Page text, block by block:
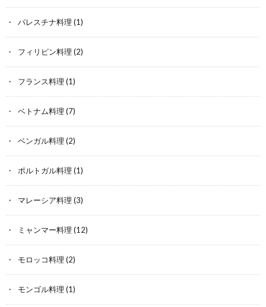
パレスチナ料理 (1)
フィリピン料理 (2)
フランス料理 (1)
ベトナム料理 (7)
ベンガル料理 (2)
ポルトガル料理 (1)
マレーシア料理 (3)
ミャンマー料理 (12)
モロッコ料理 (2)
モンゴル料理 (1)